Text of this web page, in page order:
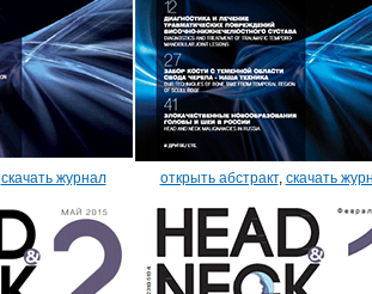
скачать журнал открыть абстракт, скачать